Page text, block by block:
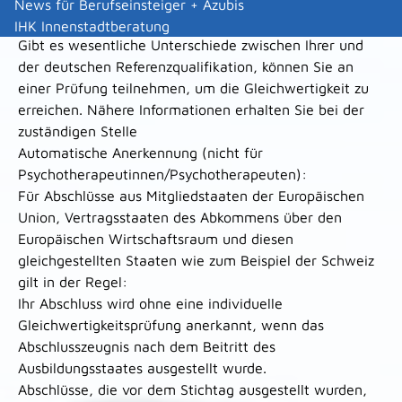
News für Berufseinsteiger + Azubis
IHK Innenstadtberatung
Voraussetzungen erfüllt sind.
Gibt es wesentliche Unterschiede zwischen Ihrer und
der deutschen Referenzqualifikation, können Sie an
einer Prüfung teilnehmen, um die Gleichwertigkeit zu
erreichen. Nähere Informationen erhalten Sie bei der
zuständigen Stelle
Automatische Anerkennung (nicht für
Psychotherapeutinnen/Psychotherapeuten):
Für Abschlüsse aus Mitgliedstaaten der Europäischen
Union, Vertragsstaaten des Abkommens über den
Europäischen Wirtschaftsraum und diesen
gleichgestellten Staaten wie zum Beispiel der Schweiz
gilt in der Regel:
Ihr Abschluss wird ohne eine individuelle
Gleichwertigkeitsprüfung anerkannt, wenn das
Abschlusszeugnis nach dem Beitritt des
Ausbildungsstaates ausgestellt wurde.
Abschlüsse, die vor dem Stichtag ausgestellt wurden,